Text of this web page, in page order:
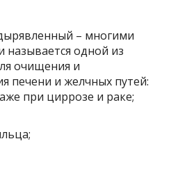
– многими
называется одной из
очищения и
печени и желчных путей:
при циррозе и раке;